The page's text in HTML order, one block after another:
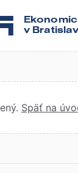
v
Späť na